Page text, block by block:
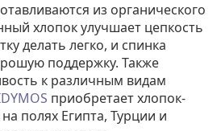
из органического
хлопок улучшает цепкость
делать легко, и спинка
поддержку. Также
к различным видам
приобретает хлопок-
полях Египта, Турции и